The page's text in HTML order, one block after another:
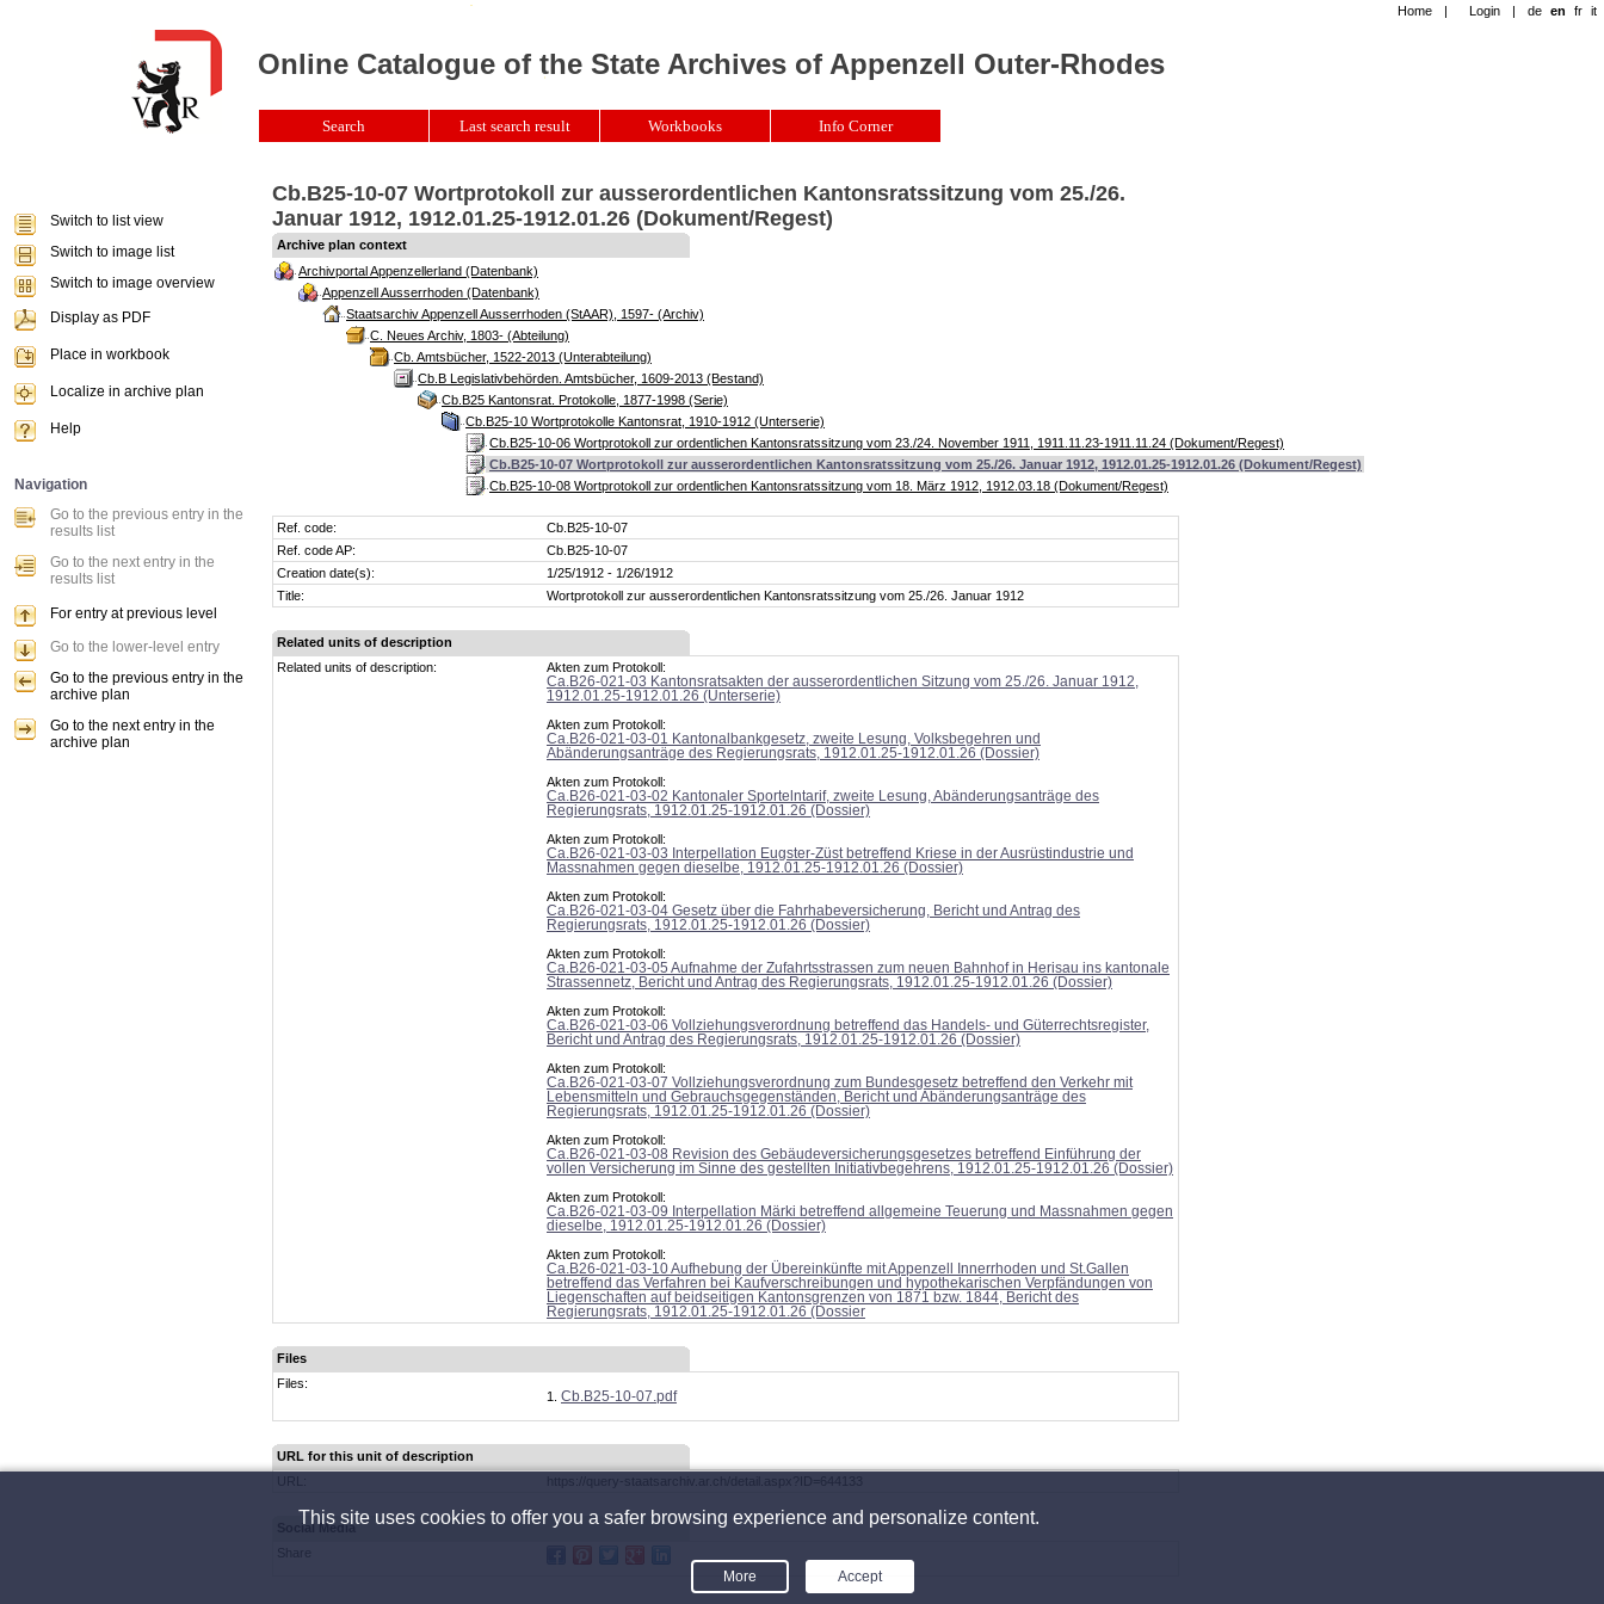
Cb.B25-10-07 Wortprotokoll zur ausserordentlichen Kantonsratssitzung vom 25./26.
Januar 1912, 1912.01.25-1912.01.26 (Dokument/Regest)
Archive plan context
Archivportal Appenzellerland (Datenbank)
Appenzell Ausserrhoden (Datenbank)
Staatsarchiv Appenzell Ausserrhoden (StAAR), 1597- (Archiv)
C. Neues Archiv, 1803- (Abteilung)
Cb. Amtsbücher, 1522-2013 (Unterabteilung)
Cb.B Legislativbehörden. Amtsbücher, 1609-2013 (Bestand)
Cb.B25 Kantonsrat. Protokolle, 1877-1998 (Serie)
Cb.B25-10 Wortprotokolle Kantonsrat, 1910-1912 (Unterserie)
Cb.B25-10-06 Wortprotokoll zur ordentlichen Kantonsratssitzung vom 23./24. November 1911, 1911.11.23-1911.11.24 (Dokument/Regest)
Cb.B25-10-07 Wortprotokoll zur ausserordentlichen Kantonsratssitzung vom 25./26. Januar 1912, 1912.01.25-1912.01.26 (Dokument/Regest)
Cb.B25-10-08 Wortprotokoll zur ordentlichen Kantonsratssitzung vom 18. März 1912, 1912.03.18 (Dokument/Regest)
Ref. code:
Cb.B25-10-07
Ref. code AP:
Cb.B25-10-07
Creation date(s):
1/25/1912 - 1/26/1912
Title:
Wortprotokoll zur ausserordentlichen Kantonsratssitzung vom 25./26. Januar 1912
Related units of description
Related units of description:
Akten zum Protokoll:
Ca.B26-021-03 Kantonsratsakten der ausserordentlichen Sitzung vom 25./26. Januar 1912,
1912.01.25-1912.01.26 (Unterserie)
Akten zum Protokoll:
Ca.B26-021-03-01 Kantonalbankgesetz, zweite Lesung, Volksbegehren und
Abänderungsanträge des Regierungsrats, 1912.01.25-1912.01.26 (Dossier)
Akten zum Protokoll:
Ca.B26-021-03-02 Kantonaler Sportelntarif, zweite Lesung, Abänderungsanträge des
Regierungsrats, 1912.01.25-1912.01.26 (Dossier)
Akten zum Protokoll:
Ca.B26-021-03-03 Interpellation Eugster-Züst betreffend Kriese in der Ausrüstindustrie und
Massnahmen gegen dieselbe, 1912.01.25-1912.01.26 (Dossier)
Akten zum Protokoll:
Ca.B26-021-03-04 Gesetz über die Fahrhabeversicherung, Bericht und Antrag des
Regierungsrats, 1912.01.25-1912.01.26 (Dossier)
Akten zum Protokoll:
Ca.B26-021-03-05 Aufnahme der Zufahrtsstrassen zum neuen Bahnhof in Herisau ins kantonale
Strassennetz, Bericht und Antrag des Regierungsrats, 1912.01.25-1912.01.26 (Dossier)
Akten zum Protokoll:
Ca.B26-021-03-06 Vollziehungsverordnung betreffend das Handels- und Güterrechtsregister,
Bericht und Antrag des Regierungsrats, 1912.01.25-1912.01.26 (Dossier)
Akten zum Protokoll:
Ca.B26-021-03-07 Vollziehungsverordnung zum Bundesgesetz betreffend den Verkehr mit
Lebensmitteln und Gebrauchsgegenständen, Bericht und Abänderungsanträge des
Regierungsrats, 1912.01.25-1912.01.26 (Dossier)
Akten zum Protokoll:
Ca.B26-021-03-08 Revision des Gebäudeversicherungsgesetzes betreffend Einführung der
vollen Versicherung im Sinne des gestellten Initiativbegehrens, 1912.01.25-1912.01.26 (Dossier)
Akten zum Protokoll:
Ca.B26-021-03-09 Interpellation Märki betreffend allgemeine Teuerung und Massnahmen gegen
dieselbe, 1912.01.25-1912.01.26 (Dossier)
Akten zum Protokoll:
Ca.B26-021-03-10 Aufhebung der Übereinkünfte mit Appenzell Innerrhoden und St.Gallen
betreffend das Verfahren bei Kaufverschreibungen und hypothekarischen Verpfändungen von
Liegenschaften auf beidseitigen Kantonsgrenzen von 1871 bzw. 1844, Bericht des
Regierungsrats, 1912.01.25-1912.01.26 (Dossier
Files
Files:
Cb.B25-10-07.pdf
URL for this unit of description
URL:
https://query-staatsarchiv.ar.ch/detail.aspx?ID=644133
Social Media
Share
Home | Login | de en fr it
Online Catalogue of the State Archives of Appenzell Outer-Rhodes
Search Last search result Workbooks Info Corner
Switch to list view
Switch to image list
Switch to image overview
Display as PDF
Place in workbook
Localize in archive plan
Help
Navigation
Go to the previous entry in the
results list
Go to the next entry in the
results list
For entry at previous level
Go to the lower-level entry
Go to the previous entry in the
archive plan
Go to the next entry in the
archive plan
This site uses cookies to offer you a safer browsing experience and personalize content.
More Accept